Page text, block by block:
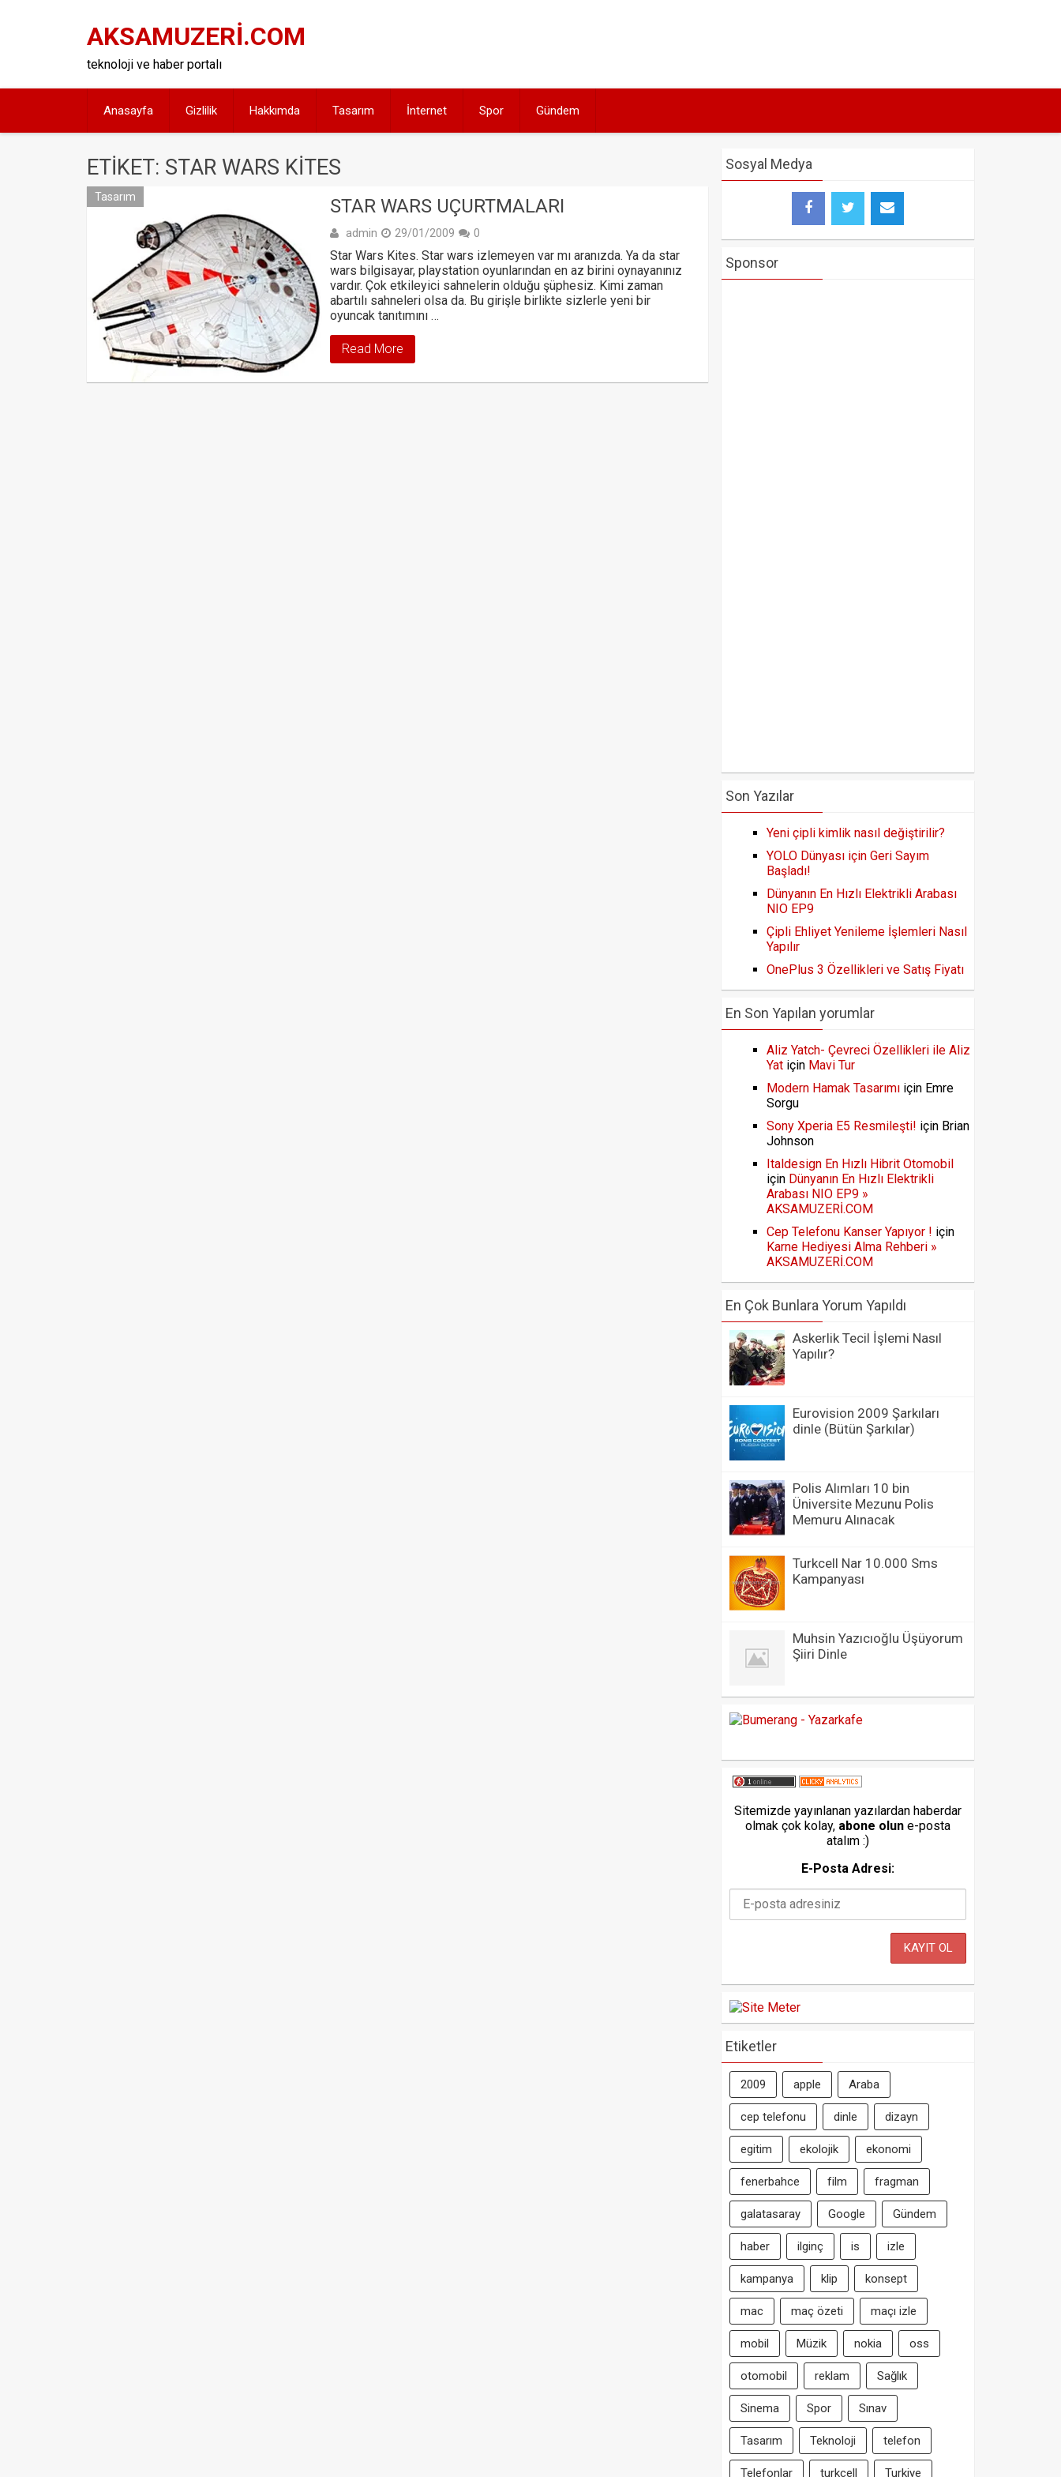
AKSAMUZERİ.COM
teknoloji ve haber portalı
Anasayfa Gizlilik Hakkımda Tasarım İnternet Spor Gündem
ETIKET: STAR WARS KITES
Tasarım STAR WARS UÇURTMALARI
admin 29/01/2009 0
Star Wars Kites. Star wars izlemeyen var mı aranızda. Ya da star
wars bilgisayar, playstation oyunlarından en az birini oynayanınız
vardır. Çok etkileyici sahnelerin olduğu şüphesiz. Kimi zaman
abartılı sahneleri olsa da. Bu girişle birlikte sizlerle yeni bir
oyuncak tanıtımını …
Read More
Sosyal Medya
Sponsor
Son Yazılar
Yeni çipli kimlik nasıl değiştirilir?
YOLO Dünyası için Geri Sayım
Başladı!
Dünyanın En Hızlı Elektrikli Arabası
NIO EP9
Çipli Ehliyet Yenileme İşlemleri Nasıl
Yapılır
OnePlus 3 Özellikleri ve Satış Fiyatı
En Son Yapılan yorumlar
Aliz Yatch- Çevreci Özellikleri ile Aliz
Yat için Mavi Tur
Modern Hamak Tasarımı için Emre
Sorgu
Sony Xperia E5 Resmileşti! için Brian
Johnson
Italdesign En Hızlı Hibrit Otomobil
için Dünyanın En Hızlı Elektrikli
Arabası NIO EP9 »
AKSAMUZERİ.COM
Cep Telefonu Kanser Yapıyor ! için
Karne Hediyesi Alma Rehberi »
AKSAMUZERİ.COM
En Çok Bunlara Yorum Yapıldı
Askerlik Tecil İşlemi Nasıl
Yapılır?
Eurovision 2009 Şarkıları
dinle (Bütün Şarkılar)
Polis Alımları 10 bin
Üniversite Mezunu Polis
Memuru Alınacak
Turkcell Nar 10.000 Sms
Kampanyası
Muhsin Yazıcıoğlu Üşüyorum
Şiiri Dinle
Sitemizde yayınlanan yazılardan haberdar
olmak çok kolay, abone olun e-posta
atalım :)
E-Posta Adresi:
Etiketler
2009 apple Araba
cep telefonu dinle dizayn
egitim ekolojik ekonomi
fenerbahce film fragman
galatasaray Google Gündem
haber ilginç is izle
kampanya klip konsept
mac maç özeti maçı izle
mobil Müzik nokia oss
otomobil reklam Sağlık
Sinema Spor Sınav
Tasarım Teknoloji telefon
Telefonlar turkcell Turkiye